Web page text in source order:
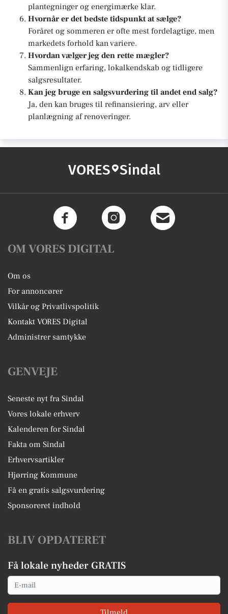
plantegninger og energimærke klar.
Hvornår er det bedste tidspunkt at sælge?
Foråret og sommeren er ofte mest fordelagtige, men
markedets forhold kan variere.
Hvordan vælger jeg den rette mægler?
Sammenlign erfaring, lokalkendskab og tidligere
salgsresultater.
Kan jeg bruge en salgsvurdering til andet end salg?
Ja, den kan bruges til refinansiering, arv eller
planlægning af renoveringer.
VORES Sindal
OM VORES DIGITAL
Om os
For annoncører
Vilkår og Privatlivspolitik
Kontakt VORES Digital
Administrer samtykke
GENVEJE
Seneste nyt fra Sindal
Vores lokale erhverv
Kalenderen for Sindal
Fakta om Sindal
Erhvervsartikler
Hjørring Kommune
Få en gratis salgsvurdering
Sponsoreret indhold
BLIV OPDATERET
Få lokale nyheder GRATIS
Email